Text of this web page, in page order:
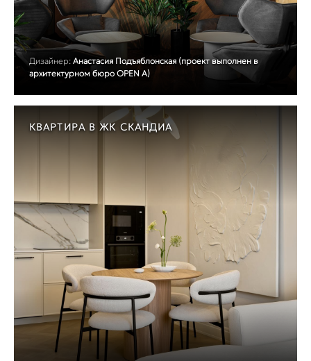
Дизайнер: Анастасия Подъяблонская (проект выполнен в
архитектурном бюро OPEN A)
КВАРТИРА В ЖК СКАНДИА